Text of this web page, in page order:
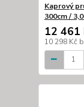
Kaprový
300cm /
12 461
10 298 Kč